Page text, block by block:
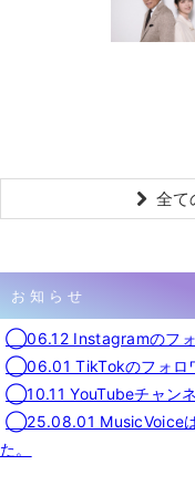
全て
お知らせ
◯06.12 Instagramのフォ
◯06.01 TikTokのフォロ
◯10.11 YouTubeチャン
◯25.08.01 MusicVoiceは
た。